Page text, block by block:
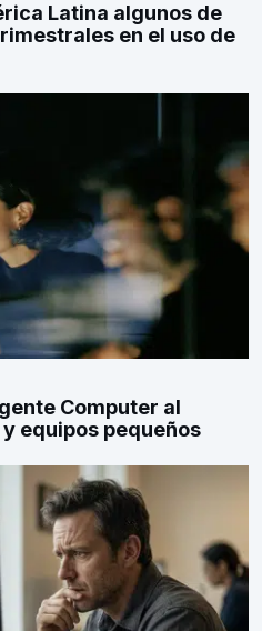
Latina algunos de
en el uso de
Computer al
equipos pequeños